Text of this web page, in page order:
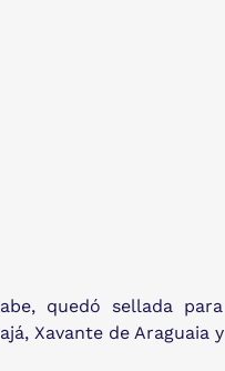
quedó sellada para
Xavante de Araguaia y